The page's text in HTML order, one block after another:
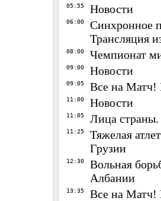
05:55 Новости
06:00
Синхронное
Трансляция
08:00 Чемпионат
09:00 Новости
09:05 Все на Матч!
11:00 Новости
11:05 Лица
11:25
Тяжелая
Грузии
12:30
Вольная
Албании
13:35 Все на Матч!